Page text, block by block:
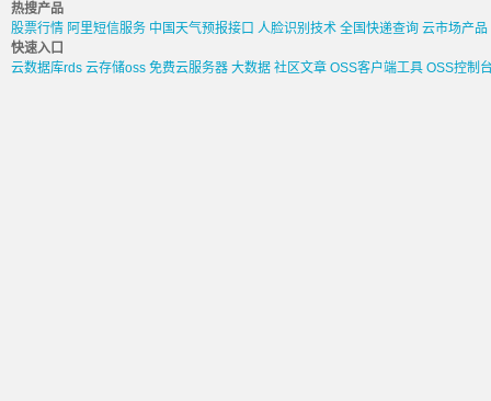
热搜产品
股票行情 阿里短信服务 中国天气预报接口 人脸识别技术 全国快递查询 云市场产品
快速入口
云数据库rds 云存储oss 免费云服务器 大数据 社区文章 OSS客户端工具 OSS控制